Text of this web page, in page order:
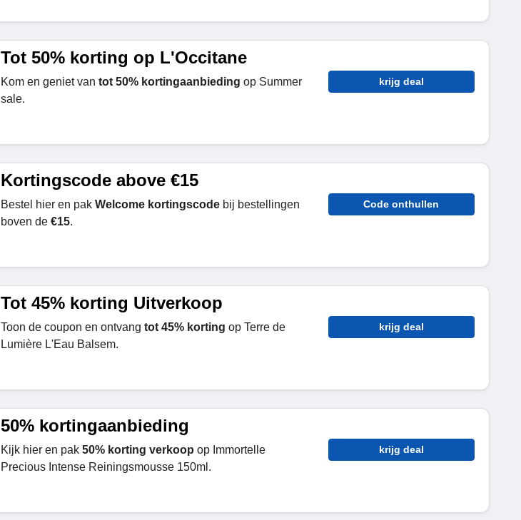
Tot 50% korting op L'Occitane
Kom en geniet van tot 50% kortingaanbieding op Summer
sale.
krijg deal
Kortingscode above €15
Bestel hier en pak Welcome kortingscodebij bestellingen
boven de €15.
Code onthullen
Tot 45% korting Uitverkoop
Toon de coupon en ontvang tot 45% korting op Terre de
Lumière L'Eau Balsem.
krijg deal
50% kortingaanbieding
Kijk hier en pak 50% korting verkoop op Immortelle
Precious Intense Reiningsmousse 150ml.
krijg deal